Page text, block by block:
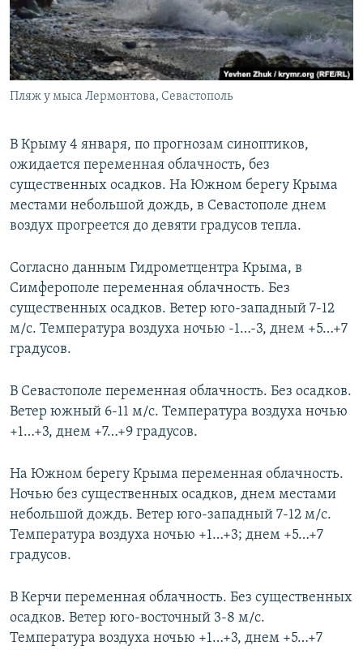
ПОБЕДИТЕЛЕЙ НЕ СУДЯТ?
КРЫМ.НЕПОКОРЕННЫЙ
ELIFBE
УКРАИНСКАЯ ПРОБЛЕМА КРЫМА
ПРИСОЕДИНЯЙТЕСЬ!
Пляж у мыса Лермонтова, Севастополь
В Крыму 4 января, по прогнозам синоптиков,
ожидается переменная облачность, без
существенных осадков. На Южном берегу Крыма
местами небольшой дождь, в Севастополе днем
воздух прогреется до девяти градусов тепла.
Согласно данным Гидрометцентра Крыма, в
Симферополе переменная облачность. Без
существенных осадков. Ветер юго-западный 7-12
м/с. Температура воздуха ночью -1…-3, днем +5…+7
градусов.
В Севастополе переменная облачность. Без осадков.
Ветер южный 6-11 м/с. Температура воздуха ночью
+1…+3, днем +7…+9 градусов.
На Южном берегу Крыма переменная облачность.
Ночью без существенных осадков, днем местами
небольшой дождь. Ветер юго-западный 7-12 м/с.
Температура воздуха ночью +1…+3; днем +5…+7
градусов.
В Керчи переменная облачность. Без существенных
осадков. Ветер юго-восточный 3-8 м/с.
Температура воздуха ночью +1…+3, днем +5…+7